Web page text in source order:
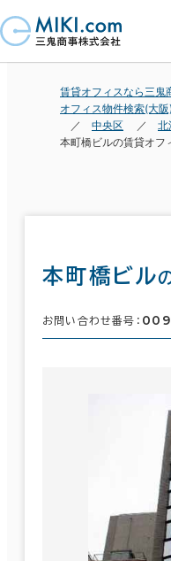
賃貸オフィスなら三鬼
オフィス物件検索(大
中央区
北
本町橋ビルの賃貸オフ
本町橋ビル
お問い合わせ番号：